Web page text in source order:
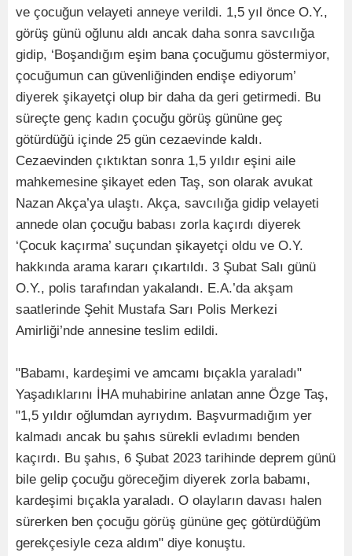
ve çocuğun velayeti anneye verildi. 1,5 yıl önce O.Y.,
görüş günü oğlunu aldı ancak daha sonra savcılığa
gidip, ‘Boşandığım eşim bana çocuğumu göstermiyor,
çocuğumun can güvenliğinden endişe ediyorum’
diyerek şikayetçi olup bir daha da geri getirmedi. Bu
süreçte genç kadın çocuğu görüş gününe geç
götürdüğü içinde 25 gün cezaevinde kaldı.
Cezaevinden çıktıktan sonra 1,5 yıldır eşini aile
mahkemesine şikayet eden Taş, son olarak avukat
Nazan Akça’ya ulaştı. Akça, savcılığa gidip velayeti
annede olan çocuğu babası zorla kaçırdı diyerek
‘Çocuk kaçırma’ suçundan şikayetçi oldu ve O.Y.
hakkında arama kararı çıkartıldı. 3 Şubat Salı günü
O.Y., polis tarafından yakalandı. E.A.’da akşam
saatlerinde Şehit Mustafa Sarı Polis Merkezi
Amirliği’nde annesine teslim edildi.
"Babamı, kardeşimi ve amcamı bıçakla yaraladı"
Yaşadıklarını İHA muhabirine anlatan anne Özge Taş,
"1,5 yıldır oğlumdan ayrıydım. Başvurmadığım yer
kalmadı ancak bu şahıs sürekli evladımı benden
kaçırdı. Bu şahıs, 6 Şubat 2023 tarihinde deprem günü
bile gelip çocuğu göreceğim diyerek zorla babamı,
kardeşimi bıçakla yaraladı. O olayların davası halen
sürerken ben çocuğu görüş gününe geç götürdüğüm
gerekçesiyle ceza aldım" diye konuştu.